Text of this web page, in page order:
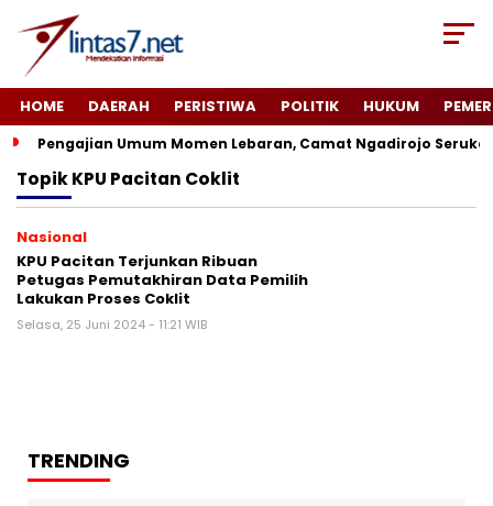
HOME DAERAH PERISTIWA POLITIK HUKUM
Pengajian Umum Momen Lebaran, Camat Ngadirojo
TopikKPU Pacitan Coklit
Nasional
KPU Pacitan Terjunkan Ribuan
Petugas Pemutakhiran Data Pemilih
Lakukan Proses Coklit
Selasa, 25 Juni 2024 - 11:21 WIB
TRENDING